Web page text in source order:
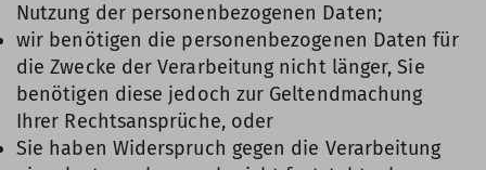
Nutzung der personenbezogenen Daten;
wir benötigen die personenbezogenen Daten für
die Zwecke der Verarbeitung nicht länger, Sie
benötigen diese jedoch zur Geltendmachung
Ihrer Rechtsansprüche, oder
Sie haben Widerspruch gegen die Verarbeitung